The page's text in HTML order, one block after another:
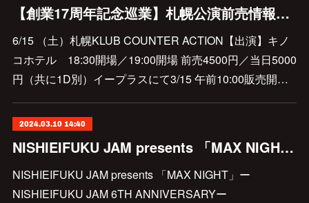
【創業17周年記念巡業】札幌公演前売情報解禁しました
6/15 （土）札幌KLUB COUNTER ACTION【出演】キノ
コホテル 18:30開場／19:00開場 前売4500円／当日5000
円（共に1D別）イープラスにて3/15 午前10:00販売開…
2024.03.10 14:40
NISHIEIFUKU JAM presents 「MAX NIGHT」ーNISHIEIFUKU JAM 6TH ANNIVERSARYー出演決定
NISHIEIFUKU JAM presents 「MAX NIGHT」ー
NISHIEIFUKU JAM 6TH ANNIVERSARYー